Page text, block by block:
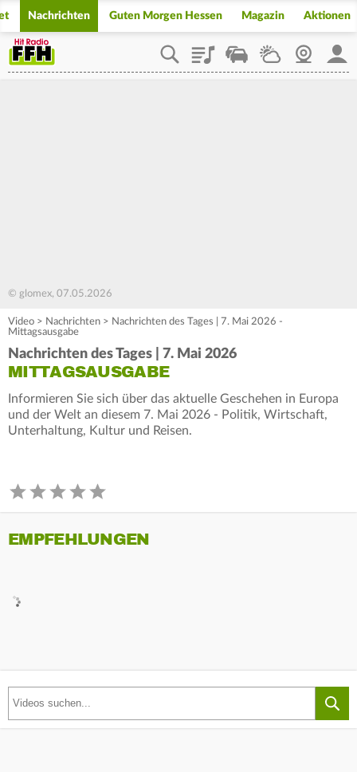
Nachrichten Guten Morgen Hessen Magazin Aktionen
PlaylistStaupilotWetterWebcam
© glomex, 07.05.2026
Video > Nachrichten > Nachrichten des Tages | 7. Mai 2026 -
Mittagsausgabe
Nachrichten des Tages | 7. Mai 2026
MITTAGSAUSGABE
Informieren Sie sich über das aktuelle Geschehen in Europa
und der Welt an diesem 7. Mai 2026 - Politik, Wirtschaft,
Unterhaltung, Kultur und Reisen.
EMPFEHLUNGEN